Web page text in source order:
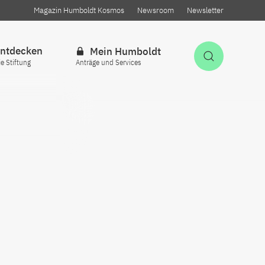
Magazin Humboldt Kosmos Newsroom Newsletter
Stiftung
Mein Humboldt
Anträge und Services